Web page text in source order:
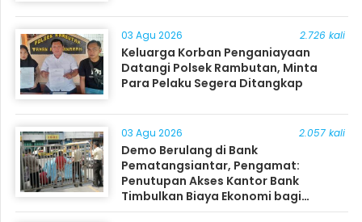
03 Agu 2026 2.726 kali
Keluarga Korban Penganiayaan
Datangi Polsek Rambutan, Minta
Para Pelaku Segera Ditangkap
03 Agu 2026 2.057 kali
Demo Berulang di Bank
Pematangsiantar, Pengamat:
Penutupan Akses Kantor Bank
Timbulkan Biaya Ekonomi bagi
Masyarakat